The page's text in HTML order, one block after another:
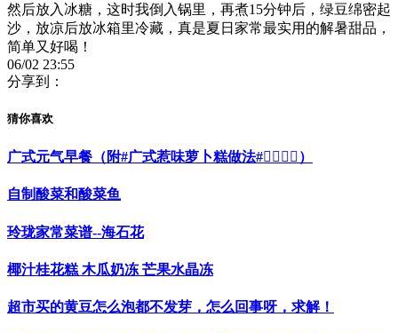
然后放入冰糖，这时我倒入锅里，再煮15分钟后，绿豆绵密起
沙，放凉后放冰箱里冷藏，真是夏日家常最实用的解暑甜品，
简单又好喝！
06/02 23:55
分享到：
猜你喜欢
广式元气早餐（附#广式惹味萝卜糕做法#👇🏻👇🏻）
自制酸菜和酸菜鱼
玲珑家常菜谱--海石花
椰汁桂花糕 木瓜奶冻 芒果水晶冻
超市买的黄豆怎么泡都不发芽，怎么回事呀，求解！